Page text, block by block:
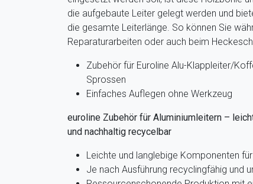
die aufgebaute Leiter gelegt werden und
die gesamte Leiterlänge. So können Sie
Reparaturarbeiten oder auch beim
Zubehör für Euroline Alu-Klappleiter/
Sprossen
Einfaches Auflegen ohne Werkzeug
euroline Zubehör für Aluminiumleitern –
und nachhaltig recycelbar
Leichte und langlebige Komponenten
Je nach Ausführung recyclingfähig und